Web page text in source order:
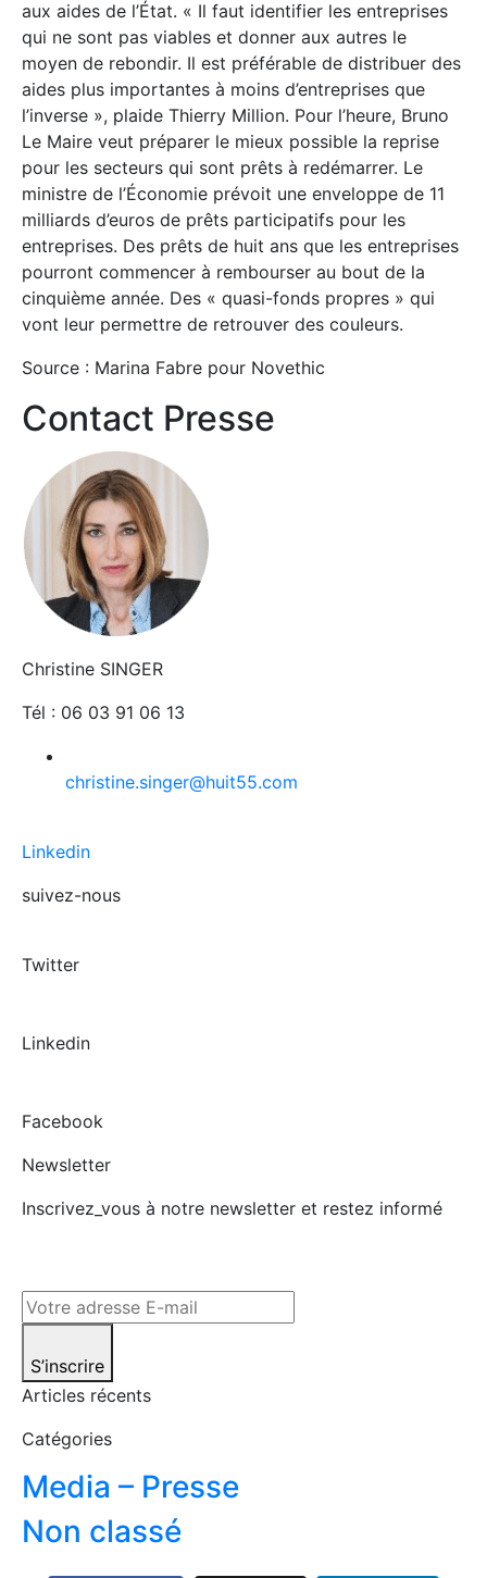
aux aides de l’État. « Il faut identifier les entreprises
qui ne sont pas viables et donner aux autres le
moyen de rebondir. Il est préférable de distribuer des
aides plus importantes à moins d’entreprises que
l’inverse », plaide Thierry Million. Pour l’heure, Bruno
Le Maire veut préparer le mieux possible la reprise
pour les secteurs qui sont prêts à redémarrer. Le
ministre de l’Économie prévoit une enveloppe de 11
milliards d’euros de prêts participatifs pour les
entreprises. Des prêts de huit ans que les entreprises
pourront commencer à rembourser au bout de la
cinquième année. Des « quasi-fonds propres » qui
vont leur permettre de retrouver des couleurs.
Source : Marina Fabre pour Novethic
Contact Presse
Christine SINGER
Tél : 06 03 91 06 13
christine.singer@huit55.com
Linkedin
suivez-nous
Twitter
Linkedin
Facebook
Newsletter
Inscrivez_vous à notre newsletter et restez informé
S’inscrire
Articles récents
Catégories
Media – Presse
Non classé